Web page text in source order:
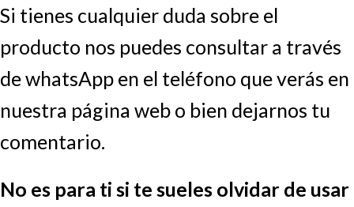
Si tienes cualquier duda sobre el
producto nos puedes consultar a través
de whatsApp en el teléfono que verás en
nuestra página web o bien dejarnos tu
comentario.
No es para ti si te sueles olvidar de usar